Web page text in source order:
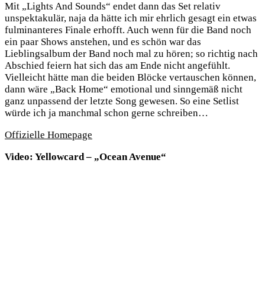
Mit „Lights And Sounds“ endet dann das Set relativ
unspektakulär, naja da hätte ich mir ehrlich gesagt ein etwas
fulminanteres Finale erhofft. Auch wenn für die Band noch
ein paar Shows anstehen, und es schön war das
Lieblingsalbum der Band noch mal zu hören; so richtig nach
Abschied feiern hat sich das am Ende nicht angefühlt.
Vielleicht hätte man die beiden Blöcke vertauschen können,
dann wäre „Back Home“ emotional und sinngemäß nicht
ganz unpassend der letzte Song gewesen. So eine Setlist
würde ich ja manchmal schon gerne schreiben…
Offizielle Homepage
Video: Yellowcard – „Ocean Avenue“